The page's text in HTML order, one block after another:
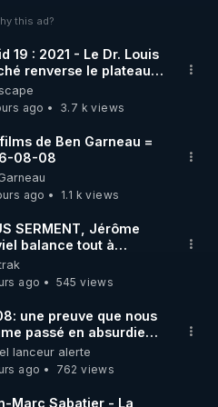
rdlr_thierrycasasnovas/
RGNR (stages,
SUR ODYSEE
sont aussi sur la
this ad?
19 : 2021 - Le Dr. Louis
renverse le plateau
!
ago
3.7 k views
de Ben Garneau =
08-08
ago
1.1 k views
SERMENT, Jérôme
balance tout à
!
ago
545 views
une preuve que nous
passé en absurdie
qui veut faire
ses opposant !
lanceur alerte
ago
762 views
Marc Sabatier - La